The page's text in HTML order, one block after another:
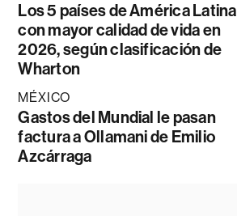
Los 5 países de América Latina
con mayor calidad de vida en
2026, según clasificación de
Wharton
MÉXICO
Gastos del Mundial le pasan
factura a Ollamani de Emilio
Azcárraga